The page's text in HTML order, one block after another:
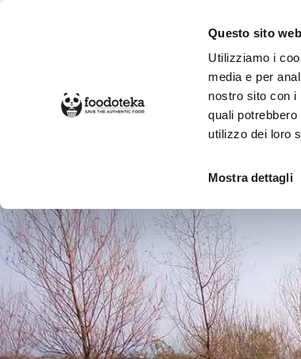
Questo sito
Utilizziamo i
media e per
nostro sito con i
quali
utilizzo dei loro
Mostra dettagli
SPESA ONLINE DA